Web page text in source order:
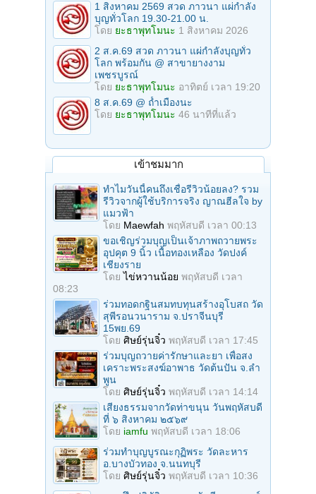
1 สิงหาคม 2569 สวด ภาวนา แผ่กำลัง
บุญทั่วโลก 19.30-21.00 น.
โดย ยะธาพุทโมนะ 1 สิงหาคม 2026
2 ส.ค.69 สวด ภาวนา แผ่กำลังบุญทั่ว
โลก พร้อมกัน @ สาขายางงาม
เพชรบูรณ์
โดย ยะธาพุทโมนะ อาทิตย์ เวลา 19:20
8 ส.ค.69 @ ถ้ำเมืองนะ
โดย ยะธาพุทโมนะ 46 นาทีที่แล้ว
เข้าชมมาก
ทำไมวันนี้คนถึงเชื่อรีวิวน้อยลง? รวม
รีวิวจากผู้ใช้บริการจริง ญาณฮีลใจ by
แมวฟ้า
โดย Maewfah พฤหัสบดี เวลา 00:13
ขอเชิญร่วมบุญเป็นเจ้าภาพถวายพระ
อุปคุต 9 นิ้ว เนื้อทองเหลือง วัดปงค์
เชียงราย
โดยไข่หวานน้อย พฤหัสบดี เวลา
08:23
ร่วมทอดกฐินสมทบทุนสร้างอุโบสถ วัด
สุพีรอนวนาราม จ.ปราจีนบุรี
15พย.69
โดย ศิษย์รุ่นจิ๋ว พฤหัสบดี เวลา 17:45
ร่วมบุญถวายค่ารักษาและยา เพื่อสง
เคราะพระสงฆ์อาพาธ วัดต้นปัน จ.ลํา
พูน
โดย ศิษย์รุ่นจิ๋ว พฤหัสบดี เวลา 14:14
เสียงธรรมจากวัดท่าขนุน วันพฤหัสบดี
ที่ ๖ สิงหาคม ๒๕๖๙
โดย iamfu พฤหัสบดี เวลา 18:06
ร่วมทําบุญบูรณะกุฏิพระ วัดละหาร
อ.บางบัวทอง จ.นนทบุรี
โดย ศิษย์รุ่นจิ๋ว พฤหัสบดี เวลา 10:36